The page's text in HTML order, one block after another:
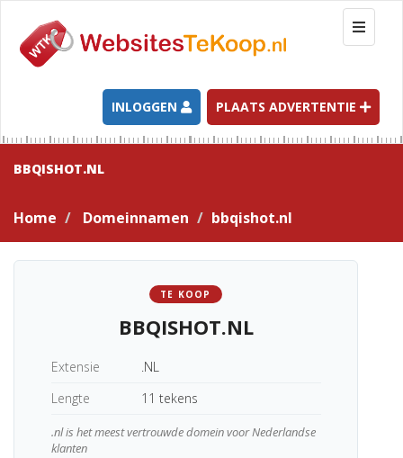
T
o
g
l
e
n
a
t
INLOGGEN PLAATS ADVERTENTIE
BBQISHOT.NL
Home Domeinnamen bbqishot.nl
TE KOOP
BBQISHOT.NL
Extensie
.NL
Lengte
11 tekens
.nl is het meest vertrouwde domein voor Nederlandse
klanten